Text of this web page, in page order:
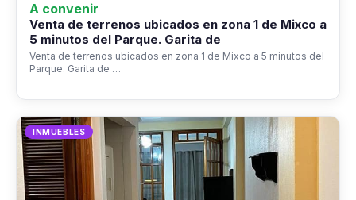
A convenir
Venta de terrenos ubicados en zona 1 de Mixco a
5 minutos del Parque. Garita de
Venta de terrenos ubicados en zona 1 de Mixco a 5 minutos del
Parque. Garita de …
INMUEBLES